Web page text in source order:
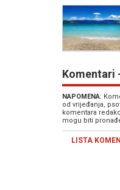
Komentari
NAPOMENA:
od vrijeđanja,
komentara
mogu biti
LISTA